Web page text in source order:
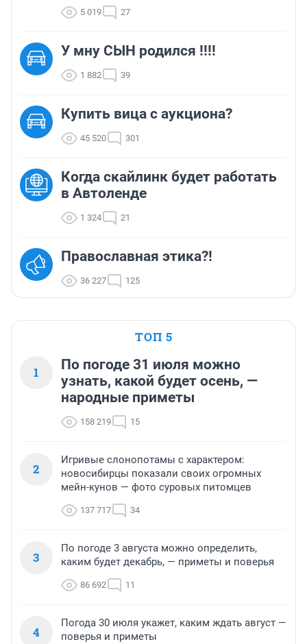
5 019 27
У мну СЫН родился !!!!
1 882 39
Купить вица с аукциона?
45 520 301
Когда скайлинк будет работать
в Автоленде
1 324 21
Православная этика?!
36 227 125
ТОП 5
1
По погоде 31 июля можно
узнать, какой будет осень, —
народные приметы
158 219 15
2
Игривые слонопотамы с характером:
новосибирцы показали своих огромных
мейн-кунов — фото суровых питомцев
137 717 34
3
По погоде 3 августа можно определить,
каким будет декабрь, — приметы и поверья
86 692 11
4
Погода 30 июля укажет, каким ждать август —
поверья и приметы